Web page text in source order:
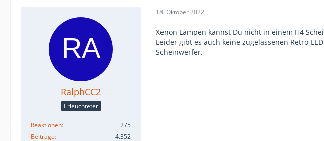
RalphCC2
Erleuchteter
Reaktionen
275
Beiträge
4.352
18. Oktober 2022
Xenon Lampen kannst Du nicht in einem H4
Leider gibt es auch keine zugelassenen Retro-
Scheinwerfer.